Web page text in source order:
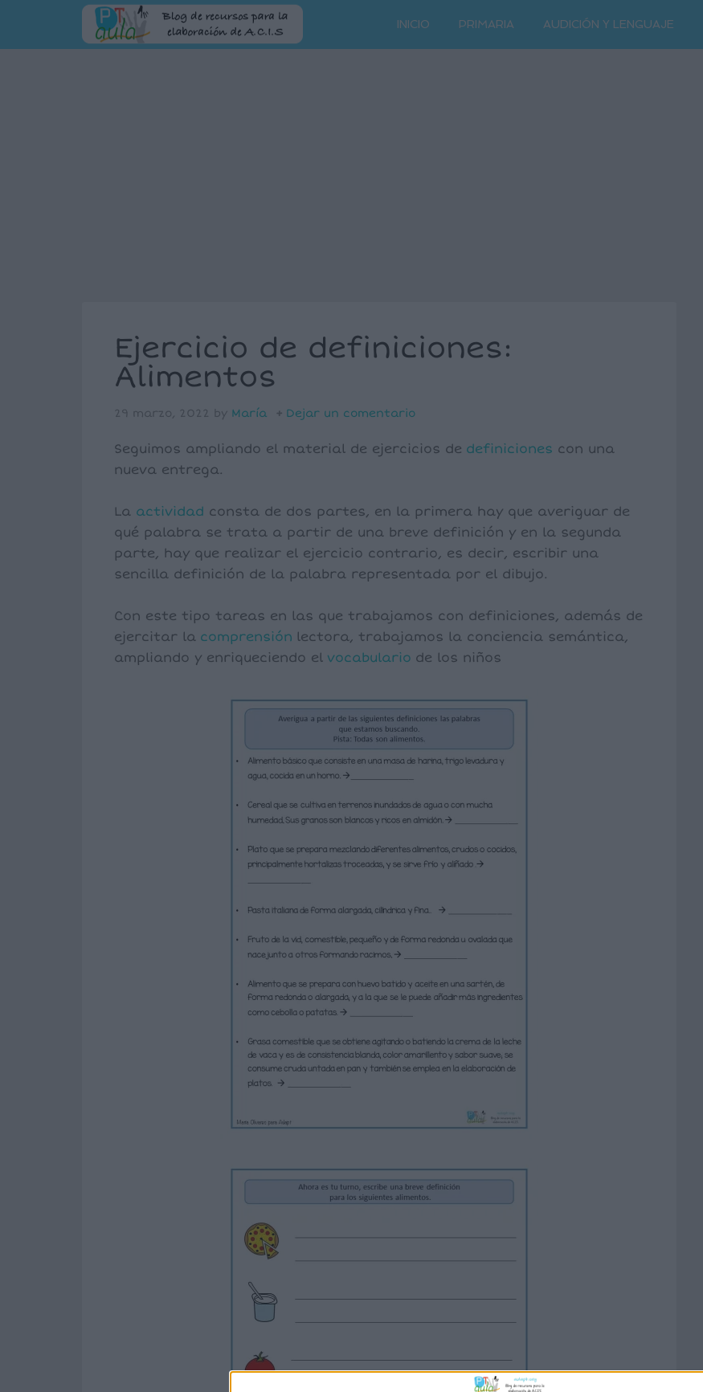
INICIO PRIMARIA AUDICIÓN Y LENGUAJE
Ejercicio de definiciones:
Alimentos
29 marzo, 2022 by María Dejar un comentario
Seguimos ampliando el material de ejercicios de definiciones con una
nueva entrega.
La actividad consta de dos partes, en la primera hay que averiguar de
qué palabra se trata a partir de una breve definición y en la segunda
parte, hay que realizar el ejercicio contrario, es decir, escribir una
sencilla definición de la palabra representada por el dibujo.
Con este tipo tareas en las que trabajamos con definiciones, además de
ejercitar la comprensión lectora, trabajamos la conciencia semántica,
ampliando y enriqueciendo el vocabulario de los niños